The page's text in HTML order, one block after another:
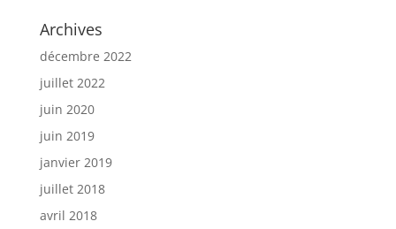
Archives
décembre 2022
juillet 2022
juin 2020
juin 2019
janvier 2019
juillet 2018
avril 2018